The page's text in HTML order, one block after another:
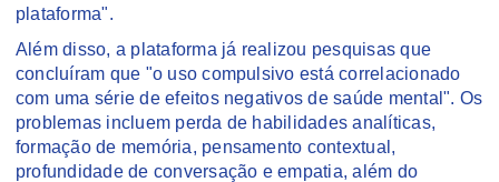
plataforma".
Além disso, a plataforma já realizou pesquisas que
concluíram que "o uso compulsivo está correlacionado
com uma série de efeitos negativos de saúde mental". Os
problemas incluem perda de habilidades analíticas,
formação de memória, pensamento contextual,
profundidade de conversação e empatia, além do